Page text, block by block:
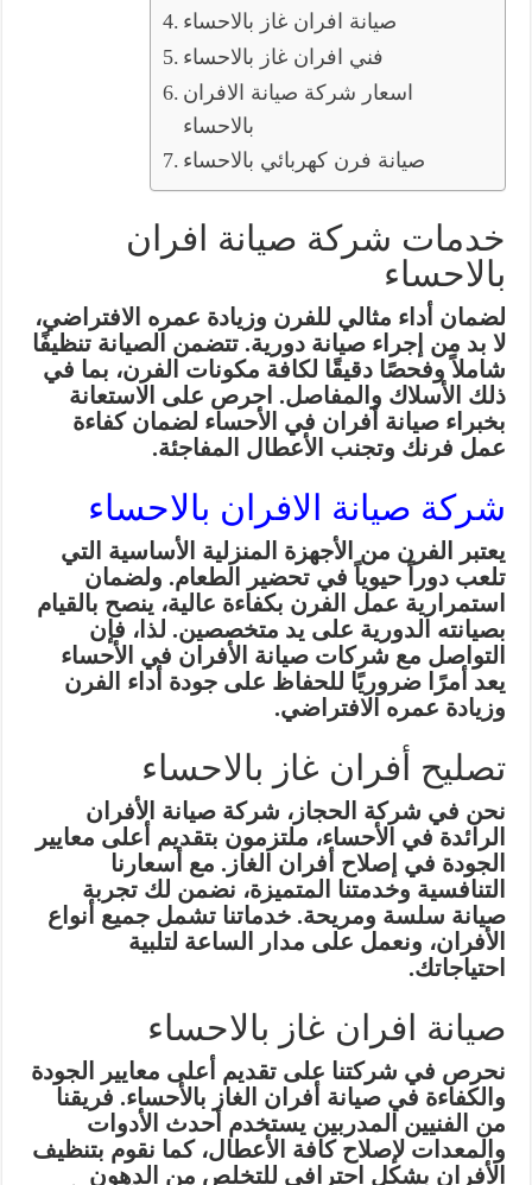
صيانة افران غاز بالاحساء
فني افران غاز بالاحساء
اسعار شركة صيانة الافران
بالاحساء
صيانة فرن كهربائي بالاحساء
خدمات شركة صيانة افران
بالاحساء
لضمان أداء مثالي للفرن وزيادة عمره الافتراضي،
لا بد من إجراء صيانة دورية. تتضمن الصيانة تنظيفًا
شاملاً وفحصًا دقيقًا لكافة مكونات الفرن، بما في
ذلك الأسلاك والمفاصل. احرص على الاستعانة
بخبراء صيانة أفران في الأحساء لضمان كفاءة
عمل فرنك وتجنب الأعطال المفاجئة.
شركة صيانة الافران بالاحساء
يعتبر الفرن من الأجهزة المنزلية الأساسية التي
تلعب دوراً حيوياً في تحضير الطعام. ولضمان
استمرارية عمل الفرن بكفاءة عالية، ينصح بالقيام
بصيانته الدورية على يد متخصصين. لذا، فإن
التواصل مع شركات صيانة الأفران في الأحساء
يعد أمرًا ضروريًا للحفاظ على جودة أداء الفرن
وزيادة عمره الافتراضي.
تصليح أفران غاز بالاحساء
نحن في شركة الحجاز، شركة صيانة الأفران
الرائدة في الأحساء، ملتزمون بتقديم أعلى معايير
الجودة في إصلاح أفران الغاز. مع أسعارنا
التنافسية وخدمتنا المتميزة، نضمن لك تجربة
صيانة سلسة ومريحة. خدماتنا تشمل جميع أنواع
الأفران، ونعمل على مدار الساعة لتلبية
احتياجاتك.
صيانة افران غاز بالاحساء
نحرص في شركتنا على تقديم أعلى معايير الجودة
والكفاءة في صيانة أفران الغاز بالأحساء. فريقنا
من الفنيين المدربين يستخدم أحدث الأدوات
والمعدات لإصلاح كافة الأعطال، كما نقوم بتنظيف
الأفران بشكل احترافي للتخلص من الدهون